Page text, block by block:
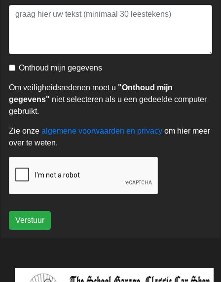
Onthoud mijn gegevens
Om veiligheidsredenen moet u "Onthoud mijn
gegevens" niet selecteren als u een gedeelde computer
gebruikt.
Zie onze algemene voorwaarden en privacy om hier meer
over te weten.
Verstuur